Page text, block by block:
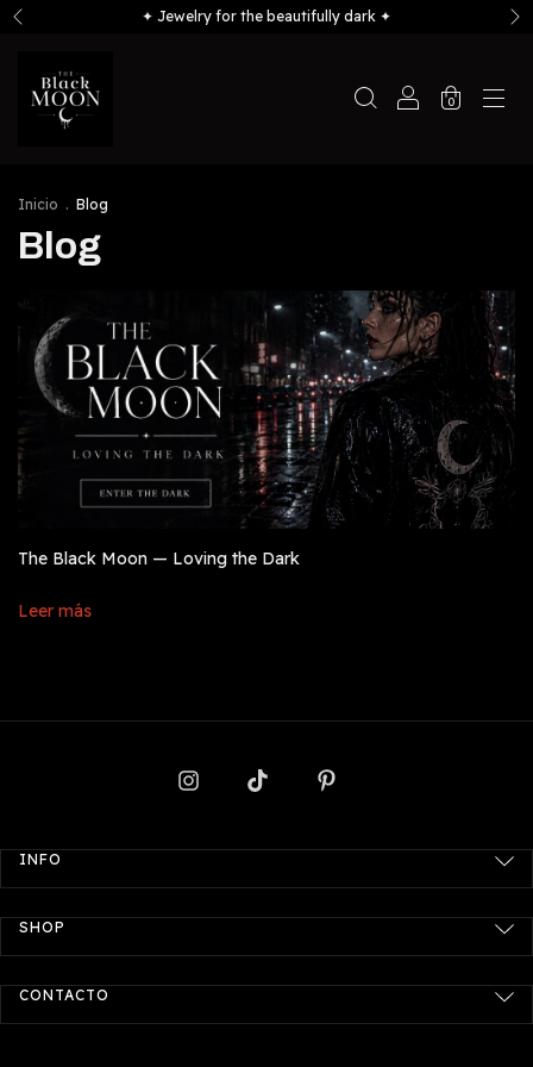
✦ Jewelry for the beautifully dark ✦
0
Inicio . Blog
Blog
The Black Moon — Loving the Dark
Leer más
INFO
SHOP
CONTACTO